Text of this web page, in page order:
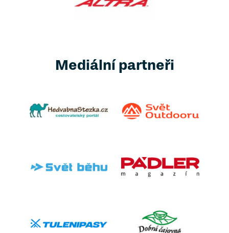
Mediální partneři